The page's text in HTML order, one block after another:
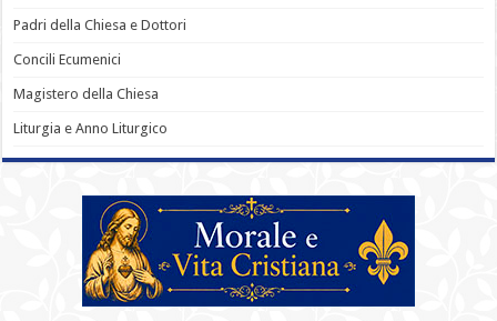
Padri della Chiesa e Dottori
Concili Ecumenici
Magistero della Chiesa
Liturgia e Anno Liturgico